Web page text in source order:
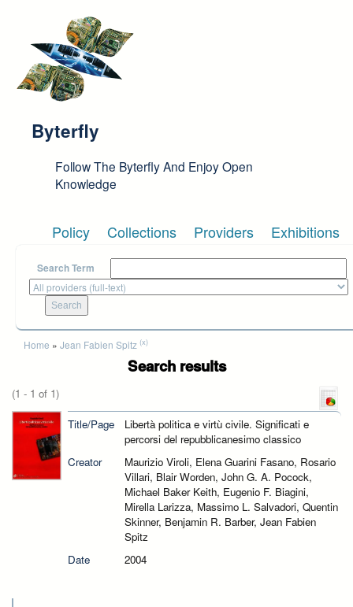
Byterfly
Follow The Byterfly And Enjoy Open
Knowledge
Policy Collections Providers Exhibitions
Search Term
You are here
Home » Jean Fabien Spitz (x)
Search results
(1 - 1 of 1)
Title/Page
Libertà politica e virtù civile. Significati e
percorsi del repubblicanesimo classico
Creator
Maurizio Viroli, Elena Guarini Fasano, Rosario
Villari, Blair Worden, John G. A. Pocock,
Michael Baker Keith, Eugenio F. Biagini,
Mirella Larizza, Massimo L. Salvadori, Quentin
Skinner, Benjamin R. Barber, Jean Fabien
Spitz
Date
2004